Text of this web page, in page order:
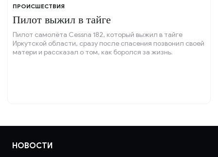
ПРОИСШЕСТВИЯ
Пилот выжил в тайге
Пилот самолёта Cessna 182, который выжил в тайге
Иркутской области, сразу после спасения позвонил своей
матери и рассказал о том, как боролся за жизнь.
НОВОСТИ